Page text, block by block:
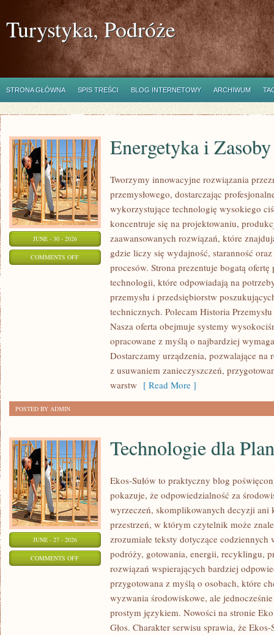
Turystyka, Podróże
STRONA GŁÓWNA SPIS TREŚCI BLOG INTERNETOWY ARCHIWUM
JUNE - 30 - 2026
COMMENTS OFFON
ENERGETYKA
Energetyka i Zasoby
Tworzymy innowacyjne rozwiązania
przemysłowego, dostarczając
wykorzystujące technologię wysokiego
koncentruje się na projektowaniu,
zaawansowanych rozwiązań, które
gdzie liczy się wydajność, staranność
procesów. Strona prezentuje bogatą ofertę
technologii, które odpowiadają na
przemysłu i przedsiębiorstw
technicznych. Polecam Historia
Nasza oferta obejmuje systemy
opracowane z myślą o najbardziej
Dostarczamy urządzenia, pozwalające na
z usuwaniem zanieczyszczeń,
warstw [ Read More ]
POSTED BY ADMIN
JUNE - 27 - 2026
COMMENTS OFFON
TECHNOLOGIE
Technologie dla
Ekos-Sułów to praktyczny blog
pokazuje, że odpowiedzialność za
wyrzeczeń, skomplikowanych decyzji ani
przestrzeń, w którym czytelnik może
zrozumiałe teksty dotyczące
podróży, gotowania, energii, recyklingu,
rozwiązań wspierających bardziej
przygotowana z myślą o osobach, które
wyzwania środowiskowe, ale
prostym językiem. Nowości na stronie
Głos. Charakter serwisu sprawia, że